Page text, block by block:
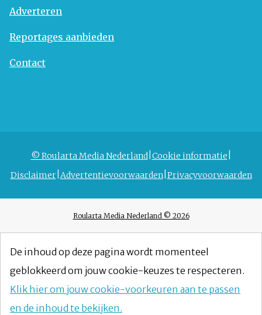
Adverteren
Reportages aanbieden
Contact
© Roularta Media Nederland Cookie informatie
Disclaimer Advertentievoorwaarden Privacyvoorwaarden
Roularta Media Nederland © 2026
De inhoud op deze pagina wordt momenteel
geblokkeerd om jouw cookie-keuzes te respecteren.
Klik hier om jouw cookie-voorkeuren aan te passen
en de inhoud te bekijken.